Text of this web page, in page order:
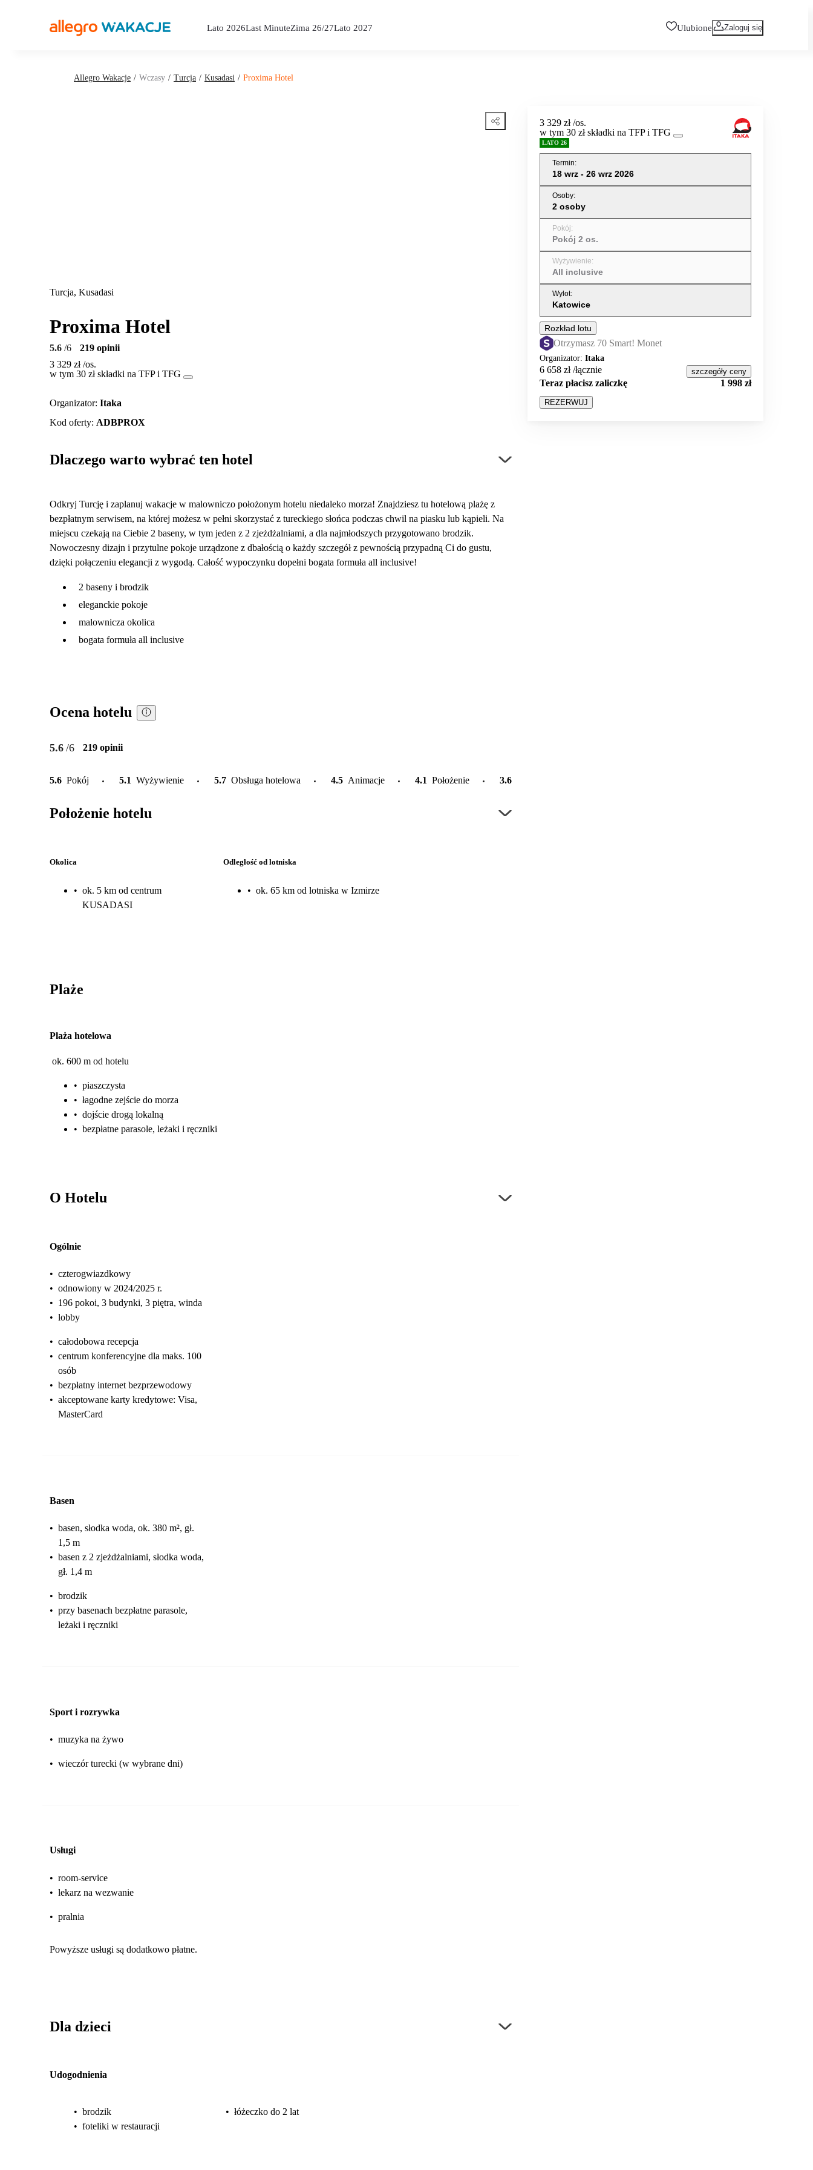
Lato 2026Last MinuteZima 26/27Lato 2027 Ulubione Zaloguj się
Allegro Wakacje Wczasy Turcja Kusadasi Proxima Hotel
Turcja, Kusadasi
Proxima Hotel
5.6 /6
219 opinii
3 329 zł/os.
w tym 30 zł składki na TFP i TFG
Organizator: Itaka
Kod oferty: ADBPROX
Dlaczego warto wybrać ten hotel
Odkryj Turcję i zaplanuj wakacje w malowniczo położonym hotelu niedaleko morza! Znajdziesz tu hotelową plażę z
bezpłatnym serwisem, na której możesz w pełni skorzystać z tureckiego słońca podczas chwil na piasku lub kąpieli. Na
miejscu czekają na Ciebie 2 baseny, w tym jeden z 2 zjeżdżalniami, a dla najmłodszych przygotowano brodzik.
Nowoczesny dizajn i przytulne pokoje urządzone z dbałością o każdy szczegół z pewnością przypadną Ci do gustu,
dzięki połączeniu elegancji z wygodą. Całość wypoczynku dopełni bogata formuła all inclusive!
2 baseny i brodzik
eleganckie pokoje
malownicza okolica
bogata formuła all inclusive
Ocena hotelu
5.6 /6 219 opinii
5.6 Pokój 5.1 Wyżywienie 5.7 Obsługa hotelowa 4.5 Animacje 4.1 Położenie 3.6
Położenie hotelu
Okolica
• ok. 5 km od centrum
KUSADASI
Odległość od lotniska
• ok. 65 km od lotniska w Izmirze
Plaże
Plaża hotelowa
ok. 600 m od hotelu
• piaszczysta
• łagodne zejście do morza
• dojście drogą lokalną
• bezpłatne parasole, leżaki i ręczniki
O Hotelu
Ogólnie
• czterogwiazdkowy
• odnowiony w 2024/2025 r.
• 196 pokoi, 3 budynki, 3 piętra, winda
• lobby
• całodobowa recepcja
• centrum konferencyjne dla maks. 100
osób
• bezpłatny internet bezprzewodowy
• akceptowane karty kredytowe: Visa,
MasterCard
Basen
• basen, słodka woda, ok. 380 m², gł.
1,5 m
• basen z 2 zjeżdżalniami, słodka woda,
gł. 1,4 m
• brodzik
• przy basenach bezpłatne parasole,
leżaki i ręczniki
Sport i rozrywka
• muzyka na żywo
• wieczór turecki (w wybrane dni)
Usługi
• room-service
• lekarz na wezwanie
• pralnia
Powyższe usługi są dodatkowo płatne.
Dla dzieci
Udogodnienia
• brodzik
• foteliki w restauracji
• łóżeczko do 2 lat
3 329 zł/os.
w tym 30 zł składki na TFP i TFG
LATO 26
Termin:
18 wrz - 26 wrz 2026
Osoby:
2 osoby
Pokój:
Pokój 2 os.
Wyżywienie:
All inclusive
Wylot:
Katowice
Rozkład lotu
Otrzymasz 70 Smart! Monet
Organizator: Itaka
6 658 zł/łącznie szczegóły ceny
Teraz płacisz zaliczkę 1 998 zł
REZERWUJ